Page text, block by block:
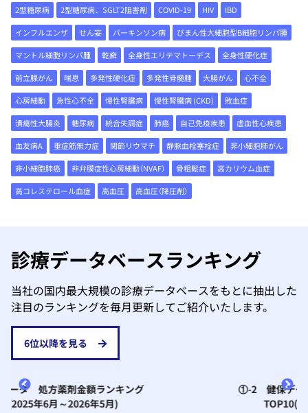
2型糖尿病 2型糖尿病、SGLT2阻害剤 COVID-19 HIV
IBD
インフルエンザ
せん妄 パーキンソン病
びまん性大細胞型B細胞リンパ腫
マントル細胞リンパ腫
乾癬 全身性エリテマトーデス
全身性硬化症
前立腺がん
喘息 多発性硬化症 多発性骨髄腫 大腸がん
心不全
心房細動
急性心不全 慢性腎臓病 慢性腎臓病 (CKD)
敗血症
潰瘍性大腸炎
糖尿病 統合失調症 肺癌 自己免疫疾患
虚血性心疾患
血友病A
重症筋無力症 関節リウマチ 静脈血栓塞栓症
非小細胞肺がん
非小細胞肺癌
非弁膜症性心房細動（NVAF） 骨粗鬆症
高カリウム血症
高コレステロール血症
高血圧 高血圧（降圧剤）
診療データベースランキング
当社の国内最大規模の診療データベースをもとに抽出した
注目のランキングを毎月更新してご紹介いたします。
6位以降を見る
①-2 健保データ 処方薬剤金額ランキング
TOP10(2025年5月～2026年4月)